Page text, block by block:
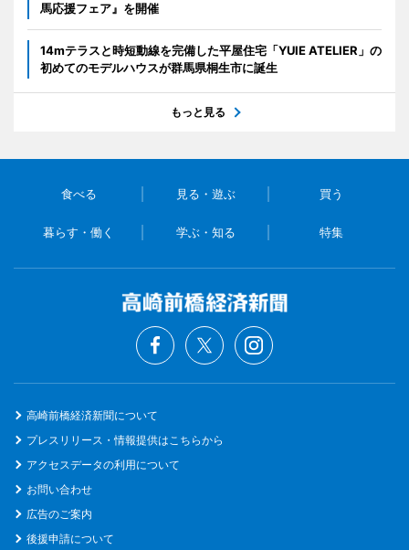
馬応援フェア』を開催
14mテラスと時短動線を完備した平屋住宅「YUIE ATELIER」の
初めてのモデルハウスが群馬県桐生市に誕生
もっと見る
食べる 見る・遊ぶ 買う
暮らす・働く 学ぶ・知る 特集
高崎前橋経済新聞について
プレスリリース・情報提供はこちらから
アクセスデータの利用について
お問い合わせ
広告のご案内
後援申請について